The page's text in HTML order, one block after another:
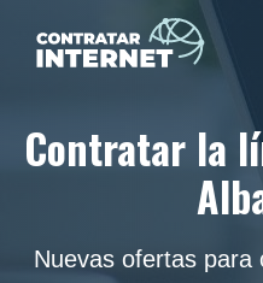
Contratar la
Nuevas ofertas para